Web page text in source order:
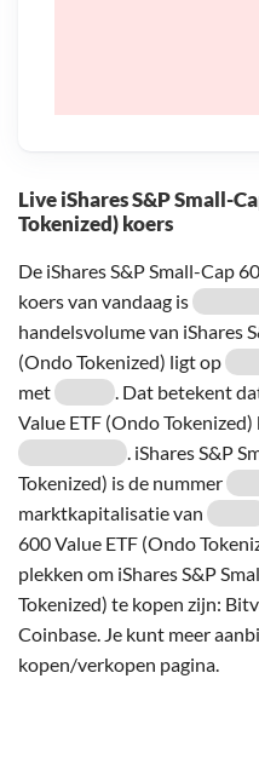
Live iShares S&P Small-
Tokenized) koers
De iShares S&P Small-Cap
koers van vandaag is
handelsvolume van iShares
(Ondo Tokenized) ligt op
met
. Dat betekent
Value ETF (Ondo
. iShares S&P
Tokenized) is de nummer
marktkapitalisatie van
600 Value ETF (Ondo
plekken om iShares S&P
Tokenized) te kopen zijn:
Coinbase. Je kunt meer
kopen/verkopen pagina.